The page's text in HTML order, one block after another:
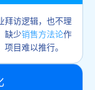
拜访逻辑，也不理
缺少销售方法论作
目难以推行。